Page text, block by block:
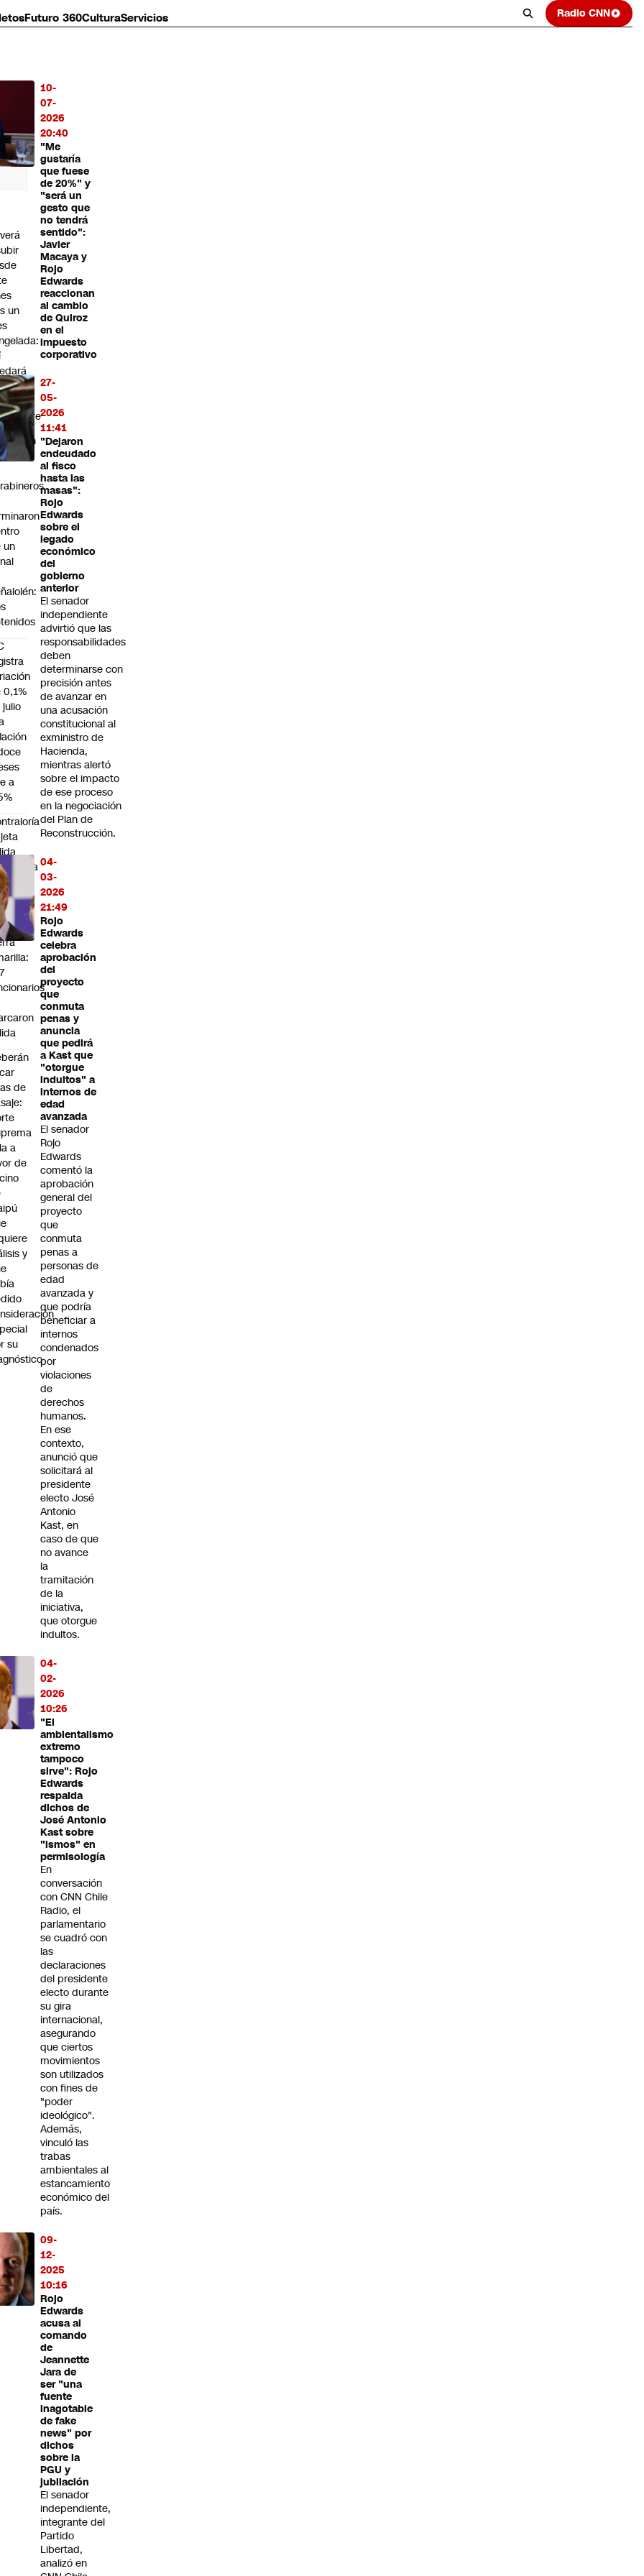
Futuro 360CulturaServicios Radio CNN
10-
07-
2026
20:40
"Me
gustaría
que fuese
de 20%" y
"será un
gesto que
no tendrá
sentido":
Javier
Macaya y
Rojo
Edwards
reaccionan
al cambio
de Quiroz
en el
impuesto
corporativo
27-
05-
2026
11:41
"Dejaron
endeudado
al fisco
hasta las
masas":
Rojo
Edwards
sobre el
legado
económico
del
gobierno
anterior
El senador
independiente
advirtió que las
responsabilidades
deben
determinarse con
precisión antes
de avanzar en
una acusación
constitucional al
exministro de
Hacienda,
mientras alertó
sobre el impacto
de ese proceso
en la negociación
del Plan de
Reconstrucción.
04-
03-
2026
21:49
Rojo
Edwards
celebra
aprobación
del
proyecto
que
conmuta
penas y
anuncia
que pedirá
a Kast que
"otorgue
indultos" a
internos de
edad
avanzada
El senador
Rojo
Edwards
comentó la
aprobación
general del
proyecto
que
conmuta
penas a
personas de
edad
avanzada y
que podría
beneficiar a
internos
condenados
por
violaciones
de
derechos
humanos.
En ese
contexto,
anunció que
solicitará al
presidente
electo José
Antonio
Kast, en
caso de que
no avance
la
tramitación
de la
iniciativa,
que otorgue
indultos.
04-
02-
2026
10:26
"El
ambientalismo
extremo
tampoco
sirve": Rojo
Edwards
respalda
dichos de
José Antonio
Kast sobre
"ismos" en
permisología
En
conversación
con CNN Chile
Radio, el
parlamentario
se cuadró con
las
declaraciones
del presidente
electo durante
su gira
internacional,
asegurando
que ciertos
movimientos
son utilizados
con fines de
"poder
ideológico".
Además,
vinculó las
trabas
ambientales al
estancamiento
económico del
país.
09-
12-
2025
10:16
Rojo
Edwards
acusa al
comando
de
Jeannette
Jara de
ser "una
fuente
inagotable
de fake
news" por
dichos
sobre la
PGU y
jubilación
El senador
independiente,
integrante del
Partido
Libertad,
analizó en
un
un
0,1%
julio
a
el
de
de
a
de
y
su